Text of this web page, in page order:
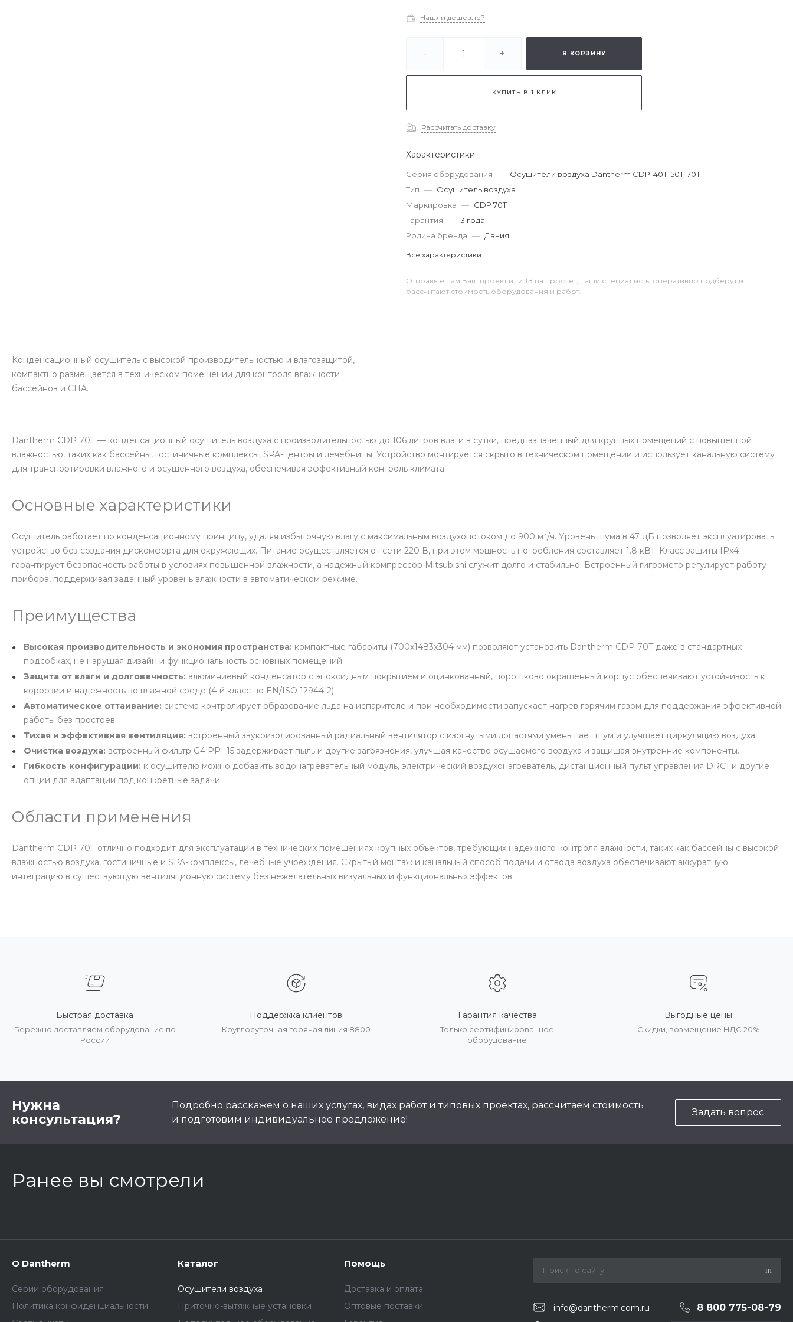
Конденсационный осушитель с высокой производительностью и влагозащитой,
компактно размещается в техническом помещении для контроля влажности
бассейнов и СПА.
Нашли дешевле?
- + В КОРЗИНУ
КУПИТЬ В 1 КЛИК
Рассчитать доставку
Характеристики
Серия оборудования — Осушители воздуха Dantherm CDP-40T-50T-70T
Тип — Осушитель воздуха
Маркировка — CDP 70T
Гарантия — 3 года
Родина бренда — Дания
Все характеристики
Отправьте нам Ваш проект или ТЗ на просчет, наши специалисты оперативно подберут и
рассчитают стоимость оборудования и работ.
Dantherm CDP 70T — конденсационный осушитель воздуха с производительностью до 106 литров влаги в сутки, предназначенный для крупных помещений с повышенной
влажностью, таких как бассейны, гостиничные комплексы, SPA-центры и лечебницы. Устройство монтируется скрыто в техническом помещении и использует канальную систему
для транспортировки влажного и осушенного воздуха, обеспечивая эффективный контроль климата.
Основные характеристики
Осушитель работает по конденсационному принципу, удаляя избыточную влагу с максимальным воздухопотоком до 900 м³/ч. Уровень шума в 47 дБ позволяет эксплуатировать
устройство без создания дискомфорта для окружающих. Питание осуществляется от сети 220 В, при этом мощность потребления составляет 1.8 кВт. Класс защиты IPx4
гарантирует безопасность работы в условиях повышенной влажности, а надежный компрессор Mitsubishi служит долго и стабильно. Встроенный гигрометр регулирует работу
прибора, поддерживая заданный уровень влажности в автоматическом режиме.
Преимущества
Высокая производительность и экономия пространства: компактные габариты (700x1483x304 мм) позволяют установить Dantherm CDP 70T даже в стандартных
подсобках, не нарушая дизайн и функциональность основных помещений.
Защита от влаги и долговечность: алюминиевый конденсатор с эпоксидным покрытием и оцинкованный, порошково окрашенный корпус обеспечивают устойчивость к
коррозии и надежность во влажной среде (4-й класс по EN/ISO 12944-2).
Автоматическое оттаивание: система контролирует образование льда на испарителе и при необходимости запускает нагрев горячим газом для поддержания эффективной
работы без простоев.
Тихая и эффективная вентиляция: встроенный звукоизолированный радиальный вентилятор с изогнутыми лопастями уменьшает шум и улучшает циркуляцию воздуха.
Очистка воздуха: встроенный фильтр G4 PPI-15 задерживает пыль и другие загрязнения, улучшая качество осушаемого воздуха и защищая внутренние компоненты.
Гибкость конфигурации: к осушителю можно добавить водонагревательный модуль, электрический воздухонагреватель, дистанционный пульт управления DRC1 и другие
опции для адаптации под конкретные задачи.
Области применения
Dantherm CDP 70T отлично подходит для эксплуатации в технических помещениях крупных объектов, требующих надежного контроля влажности, таких как бассейны с высокой
влажностью воздуха, гостиничные и SPA-комплексы, лечебные учреждения. Скрытый монтаж и канальный способ подачи и отвода воздуха обеспечивают аккуратную
интеграцию в существующую вентиляционную систему без нежелательных визуальных и функциональных эффектов.
Быстрая доставка
Бережно доставляем оборудование по
России
Поддержка клиентов
Круглосуточная горячая линия 8800
Гарантия качества
Только сертифицированное
оборудование
Выгодные цены
Скидки, возмещение НДС 20%
Нужна
консультация?
Подробно расскажем о наших услугах, видах работ и типовых проектах, рассчитаем стоимость
и подготовим индивидуальное предложение!
Задать вопрос
Ранее вы смотрели
О Dantherm
Серии оборудования
Политика конфиденциальности
Каталог
Осушители воздуха
Приточно-вытяжные установки
Помощь
Доставка и оплата
Оптовые поставки
info@dantherm.com.ru 8 800 775-08-79